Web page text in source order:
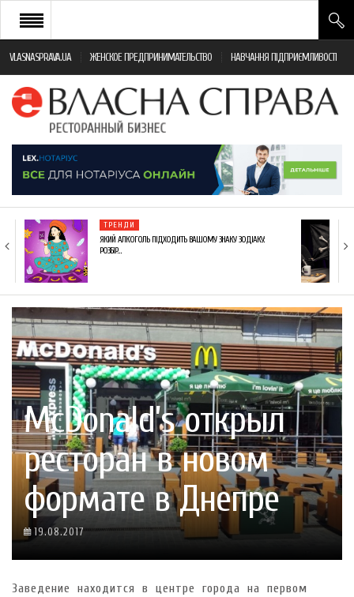
VLASNASPRAVA.UA ЖЕНСКОЕ ПРЕДПРИНИМАТЕЛЬСТВО НАВЧАННЯ ПІДПРИЄМЛИВОСТІ
НОВИНИ РЕСТОРАННОГО БІЗНЕСУ
ЯК ВІДКРИТИ ТА УСПІШНО КЕРУВАТИ
МОНІТОРИНГ ЗАКОНОДАВСТВА
ФРАНЧАЙЗИНГ
КНИГИ
ТРЕНДИ
ЯКИЙ АЛКОГОЛЬ ПІДХОДИТЬ ВАШОМУ ЗНАКУ ЗОДІАКУ:
РОЗБІР…
McDonald’s открыл
ресторан в новом
формате в Днепре
19.08.2017
Заведение находится в центре города на первом